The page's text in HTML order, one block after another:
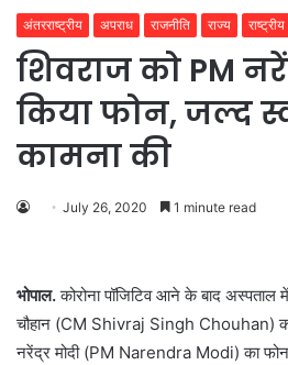
अंतरराष्ट्रीय अपराध राजनीति राज्य राष्ट्रीय
शिवराज को PM
किया फोन, जल्द
कामना की
July 26, 2020 1 minute read
भोपाल.कोरोना पॉजिटिव आने के बाद अस्पताल
चौहान (CM Shivraj Singh Chouhan)
नरेंद्र मोदी (PM Narendra Modi) का फोन